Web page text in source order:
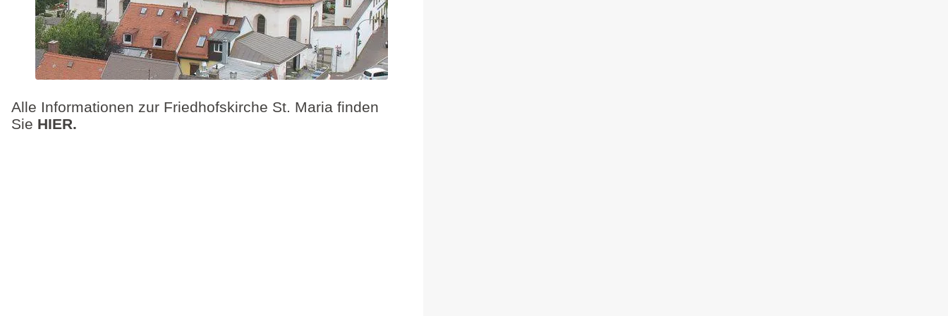
Alle Informationen zur Friedhofskirche St. Maria finden
Sie HIER.